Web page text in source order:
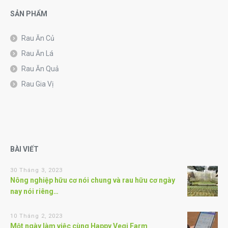
SẢN PHẨM
Rau Ăn Củ
Rau Ăn Lá
Rau Ăn Quả
Rau Gia Vị
BÀI VIẾT
30 Tháng 3, 2023
Nông nghiệp hữu cơ nói chung và rau hữu cơ ngày
nay nói riêng…
10 Tháng 2, 2023
Một ngày làm việc cùng Happy Vegi Farm